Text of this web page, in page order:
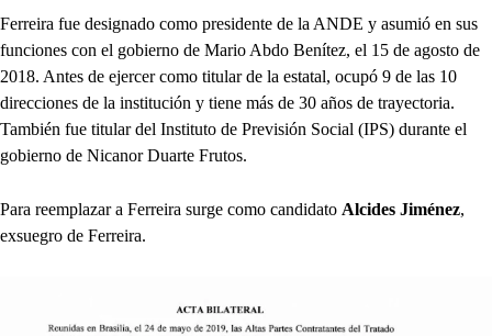
Ferreira fue designado como presidente de la ANDE y asumió en sus
funciones con el gobierno de Mario Abdo Benítez, el 15 de agosto de
2018. Antes de ejercer como titular de la estatal, ocupó 9 de las 10
direcciones de la institución y tiene más de 30 años de trayectoria.
También fue titular del Instituto de Previsión Social (IPS) durante el
gobierno de Nicanor Duarte Frutos.
Para reemplazar a Ferreira surge como candidato Alcides Jiménez,
exsuegro de Ferreira.